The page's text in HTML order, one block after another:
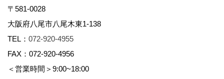
〒581-0028
大阪府八尾市八尾木東1-138
TEL： 072-920-4955
FAX：072-920-4956
＜営業時間＞9:00~18:00